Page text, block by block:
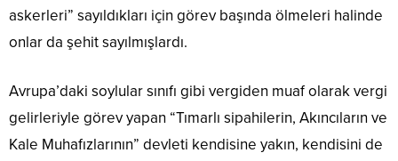
askerleri” sayıldıkları için görev başında ölmeleri halinde
onlar da şehit sayılmışlardı.
Avrupa’daki soylular sınıfı gibi vergiden muaf olarak vergi
gelirleriyle görev yapan “Tımarlı sipahilerin, Akıncıların ve
Kale Muhafızlarının” devleti kendisine yakın, kendisini de